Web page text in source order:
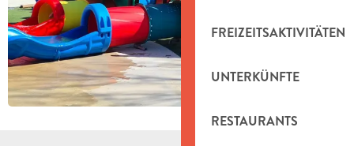
FREIZEITSAKTIVITÄTEN
UNTERKÜNFTE
RESTAURANTS